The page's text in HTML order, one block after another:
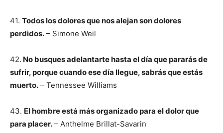
41. Todos los dolores que nos alejan son dolores
perdidos. – Simone Weil
42. No busques adelantarte hasta el día que pararás de
sufrir, porque cuando ese día llegue, sabrás que estás
muerto. – Tennessee Williams
43. El hombre está más organizado para el dolor que
para placer. – Anthelme Brillat-Savarin